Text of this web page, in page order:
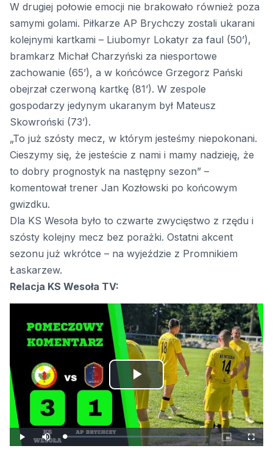
W drugiej połowie emocji nie brakowało również poza
samymi golami. Piłkarze AP Brychczy zostali ukarani
kolejnymi kartkami – Liubomyr Lokatyr za faul (50’),
bramkarz Michał Charzyński za niesportowe
zachowanie (65’), a w końcówce Grzegorz Pański
obejrzał czerwoną kartkę (81’). W zespole
gospodarzy jedynym ukaranym był Mateusz
Skowroński (73’).
„To już szósty mecz, w którym jesteśmy niepokonani.
Cieszymy się, że jesteście z nami i mamy nadzieję, że
to dobry prognostyk na następny sezon” –
komentował trener Jan Kozłowski po końcowym
gwizdku.
Dla KS Wesoła było to czwarte zwycięstwo z rzędu i
szósty kolejny mecz bez porażki. Ostatni akcent
sezonu już wkrótce – na wyjeździe z Promnikiem
Łaskarzew.
Relacja KS Wesoła TV:
Odtwórz
wideo
OdtwórzWyciszZaładowany:
Obraz
w
Pełny
ekran